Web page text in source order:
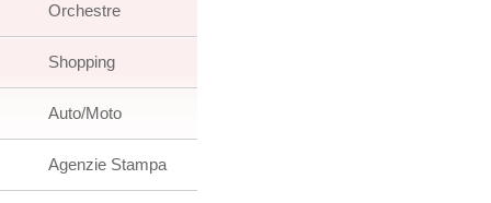
Orchestre
Shopping
Auto/Moto
Agenzie Stampa